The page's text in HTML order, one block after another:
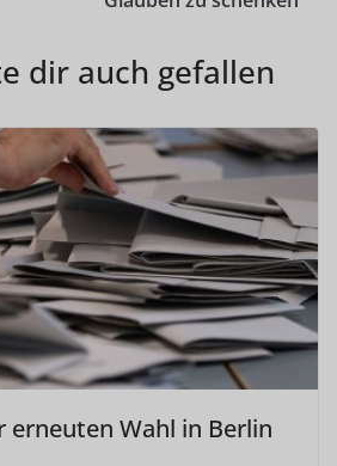
dir auch gefallen
erneuten Wahl in Berlin